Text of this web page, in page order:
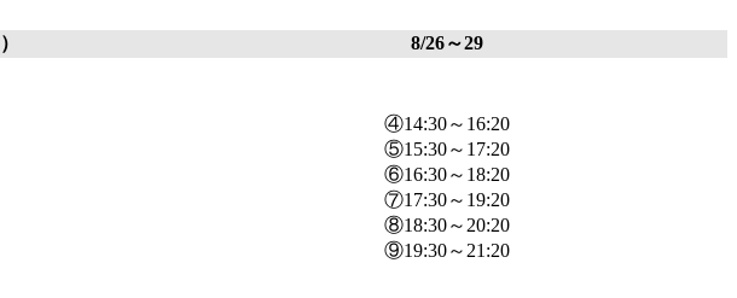
8/26～29
④14:30～16:20
⑤15:30～17:20
⑥16:30～18:20
⑦17:30～19:20
⑧18:30～20:20
⑨19:30～21:20